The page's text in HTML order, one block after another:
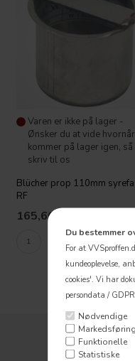
Du bestemmer
For at
kundeoplevelse,
cookies'. Vi har
persondata /
Nødvendige
Markedsføring
Funktionelle
Statistiske
Varen er ikke på lager -
Ønsker du at vide
kommer på lager igen, så
skriv til os
Blücher prop 110mm
RF
165,66